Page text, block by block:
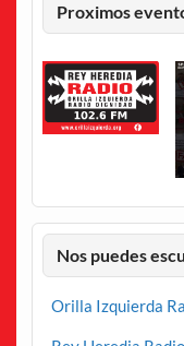
Proximos
Nos puedes
Orilla Izquierda